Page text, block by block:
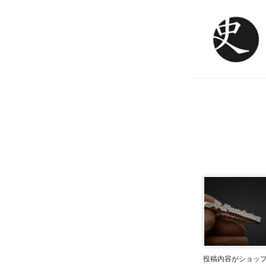
投稿内容がショッ